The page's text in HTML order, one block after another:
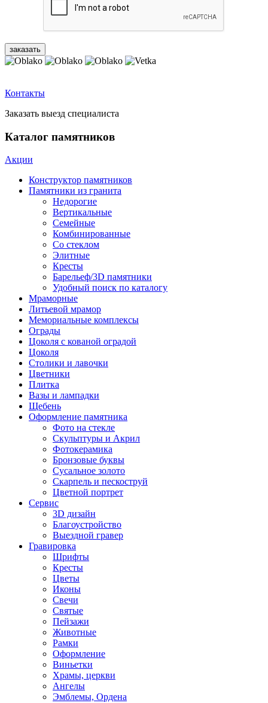
Контакты
Заказать выезд специалиста
Каталог памятников
Акции
Конструктор памятников
Памятники из гранита
Недорогие
Вертикальные
Семейные
Комбинированные
Со стеклом
Элитные
Кресты
Барельеф/3D памятники
Удобный поиск по каталогу
Мраморные
Литьевой мрамор
Мемориальные комплексы
Ограды
Цоколя с кованой оградой
Цоколя
Столики и лавочки
Цветники
Плитка
Вазы и лампадки
Щебень
Оформление памятника
Фото на стекле
Скульптуры и Акрил
Фотокерамика
Бронзовые буквы
Сусальное золото
Скарпель и пескоструй
Цветной портрет
Сервис
3D дизайн
Благоустройство
Выездной гравер
Гравировка
Шрифты
Кресты
Цветы
Иконы
Свечи
Святые
Пейзажи
Животные
Рамки
Оформление
Виньетки
Храмы, церкви
Ангелы
Эмблемы, Ордена